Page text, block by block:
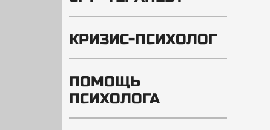
КРИЗИС-ПСИХОЛОГ
ПОМОЩЬ
ПСИХОЛОГА